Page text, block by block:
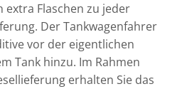
extra Flaschen zu jeder
Der Tankwagenfahrer
vor der eigentlichen
Tank hinzu. Im Rahmen
erhalten Sie das